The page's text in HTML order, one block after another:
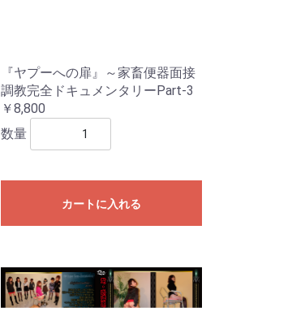
『ヤプーへの扉』～家畜便器面接
調教完全ドキュメンタリーPart-3
￥8,800
数量
カートに入れる